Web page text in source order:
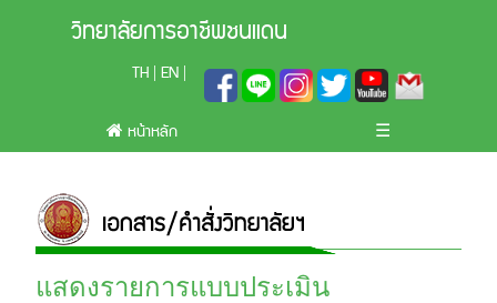
วิทยาลัยการอาชีพชนแดน
TH EN
หน้าหลัก ☰
แสดงรายการแบบประเมิน